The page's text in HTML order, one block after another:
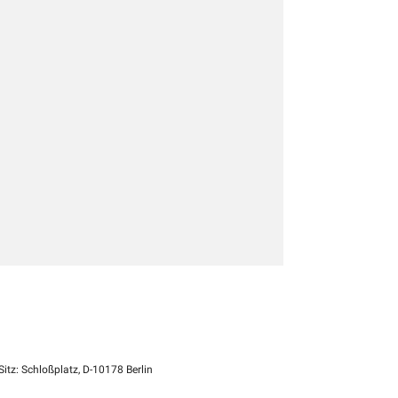
Schloßplatz, D-10178 Berlin